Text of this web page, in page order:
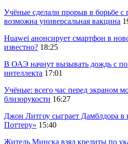
Учёные сделали прорыв в борьбе
возможна универсальная вакцина
Huawei анонсирует смартфон в
известно? 18:25
В ОАЭ начнут вызывать дождь с
интеллекта 17:01
Учёные: всего час перед экраном
близорукости 16:27
Джон Литгоу сыграет Дамблдора в
Поттеру» 15:40
Житель Минска взял кредиты по